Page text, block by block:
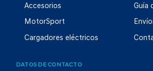
Accesorios
MotorSport
Cargadores eléctricos
Guía
DATOS DE CONTACTO